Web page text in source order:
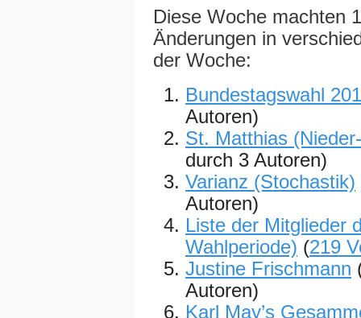
Diese Woche machten
Änderungen in
der Woche:
Bundestagswahl
Autoren)
St. Matthias
durch 3 Autoren)
Varianz (Stochastik)
Autoren)
Liste der Mitglieder
Wahlperiode) (219
Justine Frischmann
Autoren)
Karl May’s